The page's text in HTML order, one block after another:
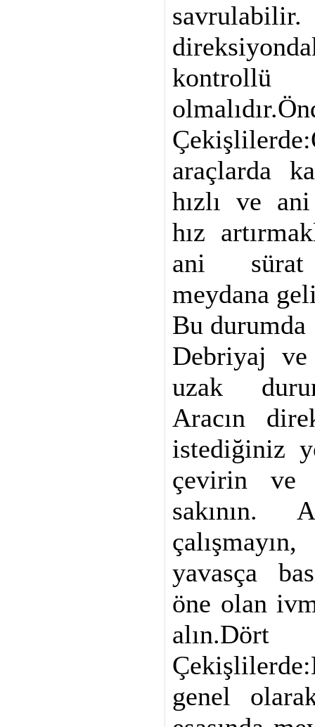
araçlarda
hızlı ve
hız
ani sürat
meydana
Bu durumda
Debriyaj ve
uzak
Aracın
istediğiniz
çevirin ve
sakının.
yavasça
öne olan
genel